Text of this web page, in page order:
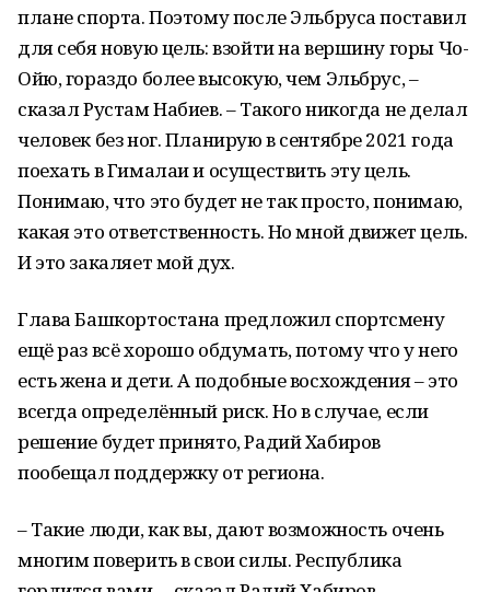
плане спорта. Поэтому после Эльбруса поставил
для себя новую цель: взойти на вершину горы Чо-
Ойю, гораздо более высокую, чем Эльбрус, –
сказал Рустам Набиев. – Такого никогда не делал
человек без ног. Планирую в сентябре 2021 года
поехать в Гималаи и осуществить эту цель.
Понимаю, что это будет не так просто, понимаю,
какая это ответственность. Но мной движет цель.
И это закаляет мой дух.
Глава Башкортостана предложил спортсмену
ещё раз всё хорошо обдумать, потому что у него
есть жена и дети. А подобные восхождения – это
всегда определённый риск. Но в случае, если
решение будет принято, Радий Хабиров
пообещал поддержку от региона.
– Такие люди, как вы, дают возможность очень
многим поверить в свои силы. Республика